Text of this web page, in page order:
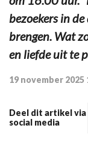
bezoekers in
brengen. Wat
en liefde uit te
19 november 2025
Deel dit artikel via
social media